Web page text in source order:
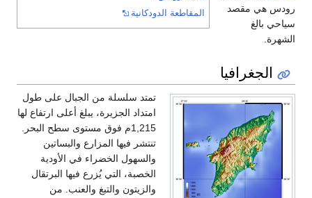
المقاطعة الدودكانية
رودس هي مقصد
سياحي بالغ
الشهرة.
الجغرافيا
تمتد سلسلة من الجبال على طول
امتداد الجزيرة، يبلغ أعلى ارتفاع لها
1,215م فوق مستوى سطح البحر.
تنتشر فيها المزارع والبساتين
والسهول الخضراء في الأودية
الخصبة، التي يُزرع فيها البرتقال
والزيتون والتبغ والعنب. من